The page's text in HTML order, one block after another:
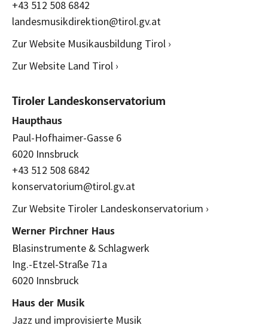
+43 512 508 6842
landesmusikdirektion@tirol.gv.at
Zur Website Musikausbildung Tirol ›
Zur Website Land Tirol ›
Tiroler Landeskonservatorium
Haupthaus
Paul-Hofhaimer-Gasse 6
6020 Innsbruck
+43 512 508 6842
konservatorium@tirol.gv.at
Zur Website Tiroler Landeskonservatorium ›
Werner Pirchner Haus
Blasinstrumente & Schlagwerk
Ing.-Etzel-Straße 71a
6020 Innsbruck
Haus der Musik
Jazz und improvisierte Musik